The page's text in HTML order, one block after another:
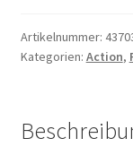
Artikelnummer:
Kategorien: Action,